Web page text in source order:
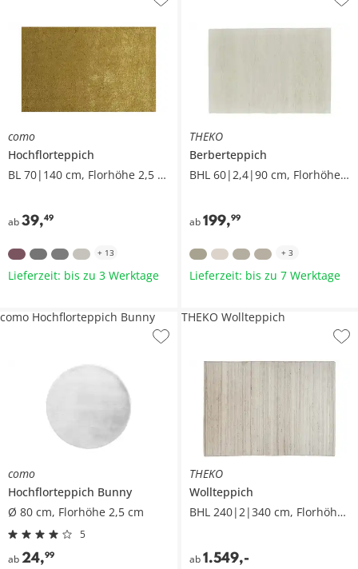
como
Hochflorteppich
BL 70|140 cm, Florhöhe 2,5 cm
ab39,49
+ 13
Lieferzeit: bis zu 3 Werktage
THEKO
Berberteppich
BHL 60|2,4|90 cm, Florhöhe 2,8 cm
ab 199,99
+ 3
Lieferzeit: bis zu 7 Werktage
como
Hochflorteppich Bunny
Ø 80 cm, Florhöhe 2,5 cm
5
ab 24,99
como Hochflorteppich Bunny
THEKO
Wollteppich
BHL 240|2|340 cm, Florhöhe 1,6 cm
ab 1.549,-
THEKO Wollteppich